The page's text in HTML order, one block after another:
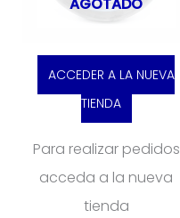
AGOTADO
ACCEDER A LA NUEVA
TIENDA
Para realizar pedidos
acceda a la nueva
tienda